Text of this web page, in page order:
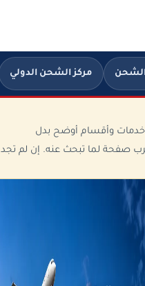
مركز الشحن الدولي
وأقسام أوضح بدل
صفحة لما تبحث عنه. إن لم تجد